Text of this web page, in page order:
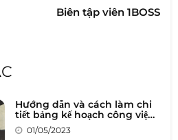
Biên tập viên 1BOSS
Hướng dẫn và cách làm chi
tiết bảng kế hoạch công việc
cá nhân
01/05/2023